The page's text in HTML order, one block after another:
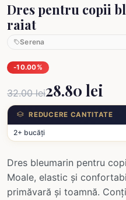
Dres pentru copii
raiat
Serena
-10.00%
32.00 lei28.80 lei
REDUCERE CANTITATE
2+ bucăți
Dres bleumarin pentru
Moale, elastic și
primăvară și toamnă.